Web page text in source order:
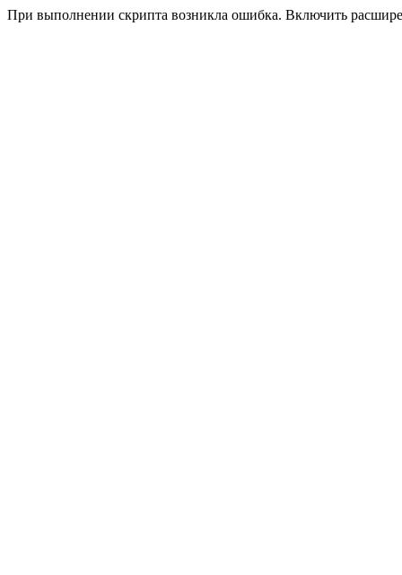
При выполнении скрипта возникла ошибка. Включить